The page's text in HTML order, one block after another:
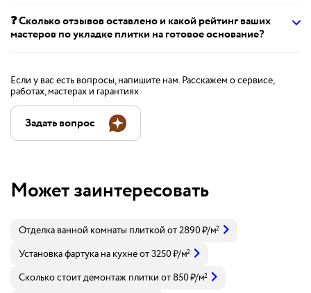
❓ Сколько отзывов оставлено и какой рейтинг ваших
мастеров по укладке плитки на готовое основание?
Если у вас есть вопросы, напишите нам. Расскажем о сервисе,
работах, мастерах и гарантиях
Задать вопрос
Может заинтересовать
Отделка ванной комнаты плиткой от2890₽/м2
Установка фартука на кухнеот3250₽/м2
Сколько стоит демонтаж плитки от 850₽/м2